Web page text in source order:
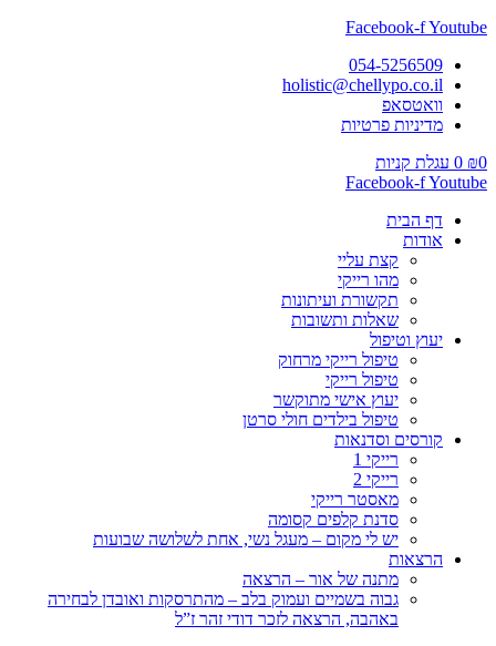
Facebook-fYoutube
054-5256509
holistic@chellypo.co.il
וואטסאפ
מדיניות פרטיות
₪0
0 עגלת קניות
Facebook-fYoutube
דף הבית
אודות
קצת עליי
מהו רייקי
תקשורת ועיתונות
שאלות ותשובות
יעוץ וטיפול
טיפול רייקי מרחוק
טיפול רייקי
יעוץ אישי מתוקשר
טיפול בילדים חולי סרטן
קורסים וסדנאות
רייקי 1
רייקי 2
מאסטר רייקי
סדנת קלפים קסומה
יש לי מקום – מעגל נשי, אחת לשלושה שבועות
הרצאות
מתנה של אור – הרצאה
גבוה בשמיים ועמוק בלב – מהתרסקות ואובדן לבחירה
באהבה, הרצאה לזכר דודי זהר ז”ל